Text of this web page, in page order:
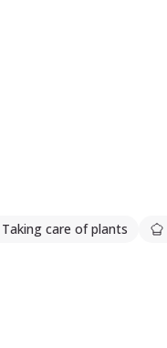
Taking care of plants